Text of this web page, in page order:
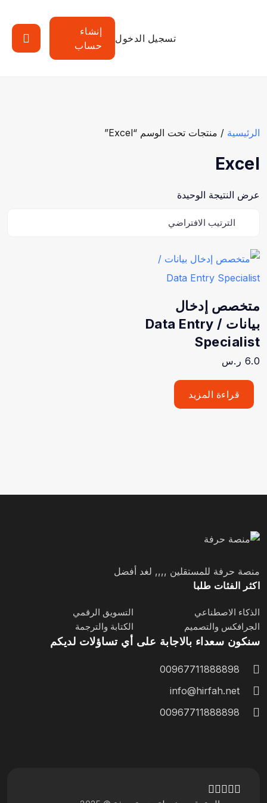
تسجيل الدخول
إنشاء
حساب
الرئيسية / منتجات تحت الوسم “Excel”
Excel
عرض النتيجة الوحيدة
متخصص إدخال
بيانات / Data Entry
Specialist
6.0 ر.س
قراءة المزيد
منصة حرفة للمستقلين ,,,, لغد أفضل
اكثر الفئات طلبا
الذكاء الاصطناعي
التسويق الرقمي
الجرافكس والتصميم
الكتابة والترجمة
سنكون سعداء بالاجابة على أي تساؤلات لديكم
00967711888898
info@hirfah.net
00967711888898